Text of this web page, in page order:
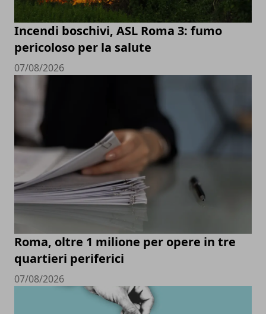
Incendi boschivi, ASL Roma 3: fumo
pericoloso per la salute
07/08/2026
Roma, oltre 1 milione per opere in tre
quartieri periferici
07/08/2026